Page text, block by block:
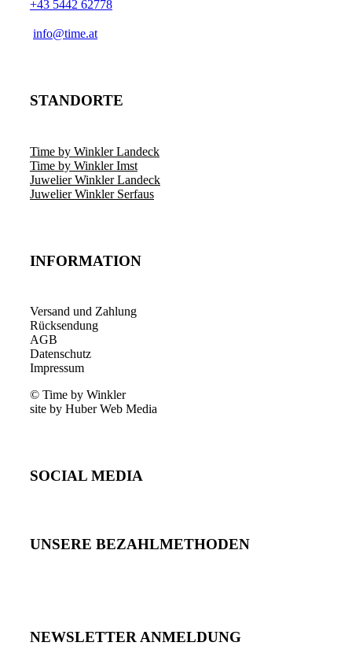
+43 5442 62778
info@time.at
STANDORTE
Time by Winkler Landeck
Time by Winkler Imst
Juwelier Winkler Landeck
Juwelier Winkler Serfaus
INFORMATION
Versand und Zahlung
Rücksendung
AGB
Datenschutz
Impressum
© Time by Winkler
site by Huber Web Media
SOCIAL MEDIA
UNSERE BEZAHLMETHODEN
NEWSLETTER ANMELDUNG